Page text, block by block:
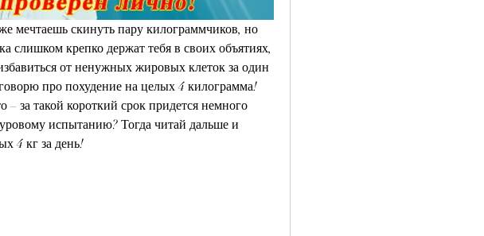
мечтаешь скинуть пару килограммчиков, но
слишком крепко держат тебя в своих объятиях,
от ненужных жировых клеток за один
про похудение на целых 4 килограмма!
– за такой короткий срок придется немного
испытанию? Тогда читай дальше и
4 кг за день!